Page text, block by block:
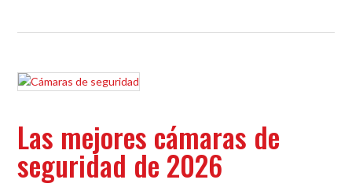
Las mejores cámaras de
seguridad de 2026